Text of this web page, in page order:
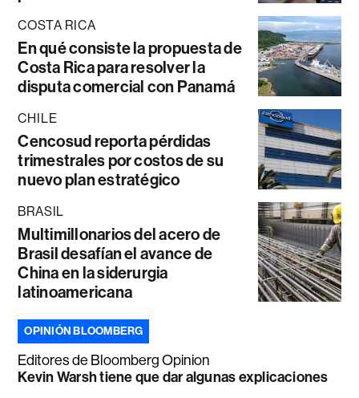
COSTA RICA
En qué consiste la propuesta de
Costa Rica para resolver la
disputa comercial con Panamá
CHILE
Cencosud reporta pérdidas
trimestrales por costos de su
nuevo plan estratégico
BRASIL
Multimillonarios del acero de
Brasil desafían el avance de
China en la siderurgia
latinoamericana
OPINIÓN BLOOMBERG
Editores de Bloomberg Opinion
Kevin Warsh tiene que dar algunas explicaciones